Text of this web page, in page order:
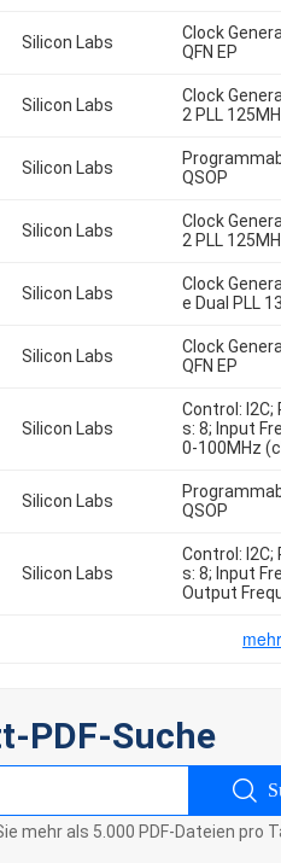
Silicon Labs
Clock
QFN EP
Silicon Labs
Clock
2 PLL
Silicon Labs
QSOP
Silicon Labs
Clock
2 PLL
Silicon Labs
Clock
e Dual PLL
Silicon Labs
Clock
QFN EP
Silicon Labs
Control:
s: 8; Input
0-100MHz
Silicon Labs
QSOP
Silicon Labs
Control:
s: 8; Input
Output
PDF-Suche
mehr als 5.000 PDF-Dateien pro